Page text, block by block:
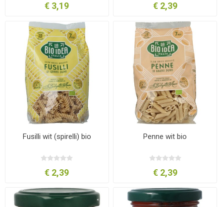
€ 3,19 € 2,39
Fusilli wit (spirelli) bio
€ 2,39
Penne wit bio
€ 2,39